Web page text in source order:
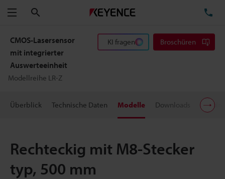
Menü
CMOS-Lasersensor
mit integrierter
Auswerteeinheit
Modellreihe LR-Z
KI fragen Broschüren
Überblick Technische Daten Modelle Downloads
Rechteckig mit M8-Stecker
typ, 500 mm